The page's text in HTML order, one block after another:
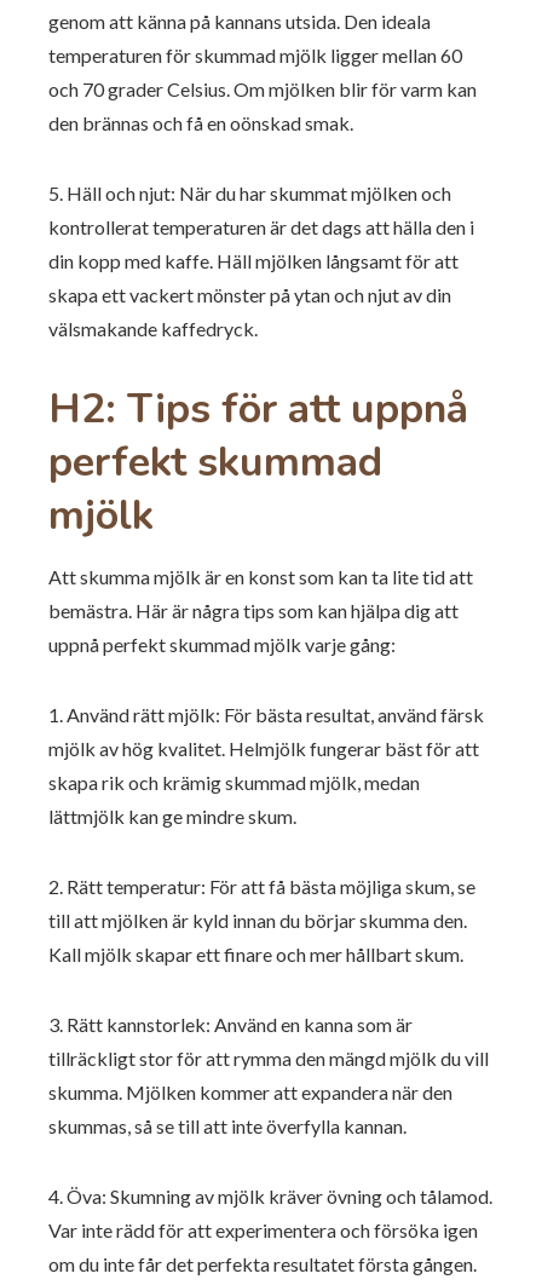
genom att känna på kannans utsida. Den ideala
temperaturen för skummad mjölk ligger mellan 60
och 70 grader Celsius. Om mjölken blir för varm kan
den brännas och få en oönskad smak.
5. Häll och njut: När du har skummat mjölken och
kontrollerat temperaturen är det dags att hälla den i
din kopp med kaffe. Häll mjölken långsamt för att
skapa ett vackert mönster på ytan och njut av din
välsmakande kaffedryck.
H2: Tips för att uppnå
perfekt skummad
mjölk
Att skumma mjölk är en konst som kan ta lite tid att
bemästra. Här är några tips som kan hjälpa dig att
uppnå perfekt skummad mjölk varje gång:
1. Använd rätt mjölk: För bästa resultat, använd färsk
mjölk av hög kvalitet. Helmjölk fungerar bäst för att
skapa rik och krämig skummad mjölk, medan
lättmjölk kan ge mindre skum.
2. Rätt temperatur: För att få bästa möjliga skum, se
till att mjölken är kyld innan du börjar skumma den.
Kall mjölk skapar ett finare och mer hållbart skum.
3. Rätt kannstorlek: Använd en kanna som är
tillräckligt stor för att rymma den mängd mjölk du vill
skumma. Mjölken kommer att expandera när den
skummas, så se till att inte överfylla kannan.
4. Öva: Skumning av mjölk kräver övning och tålamod.
Var inte rädd för att experimentera och försöka igen
om du inte får det perfekta resultatet första gången.